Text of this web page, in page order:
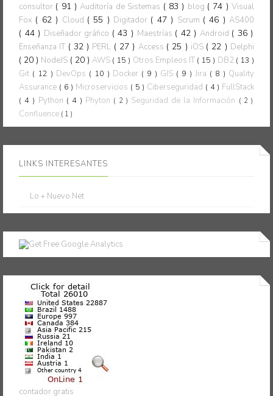
consultor ( 91 )Auditoría de Sistemas ( 83 ) blog ( 74 )Visual
Fox ( 62 ) Cloud ( 55 ) Digitador ( 47 ) Scrum ( 46 ) AS400
( 44 ) Diseñador gráfico ( 43 ) Maestrías ( 42 ) Android ( 36 )
Enseñanza IT ( 32 ) PERL ( 27 ) Access ( 25 ) iOS ( 22 ) Delphi
( 20 ) NodeJS ( 20 )AWS ( 15 ) Otros Empleos IT ( 15 ) DB2 ( 13 )
Git ( 12 ) DevOps ( 10 ) Docker ( 9 ) GIS ( 9 ) Jira ( 8 ) Quality
Assurance ( 6 ) Microservicios ( 5 ) Ciberseguridad ( 4 ) FullStack
( 4 ) Python ( 4 ) Phyton ( 2 ) Seguridad de la Información ( 2 )
Confluence ( 1 )
LINKS INTERESANTES
Lo + Nuevo.Net
contador gratis